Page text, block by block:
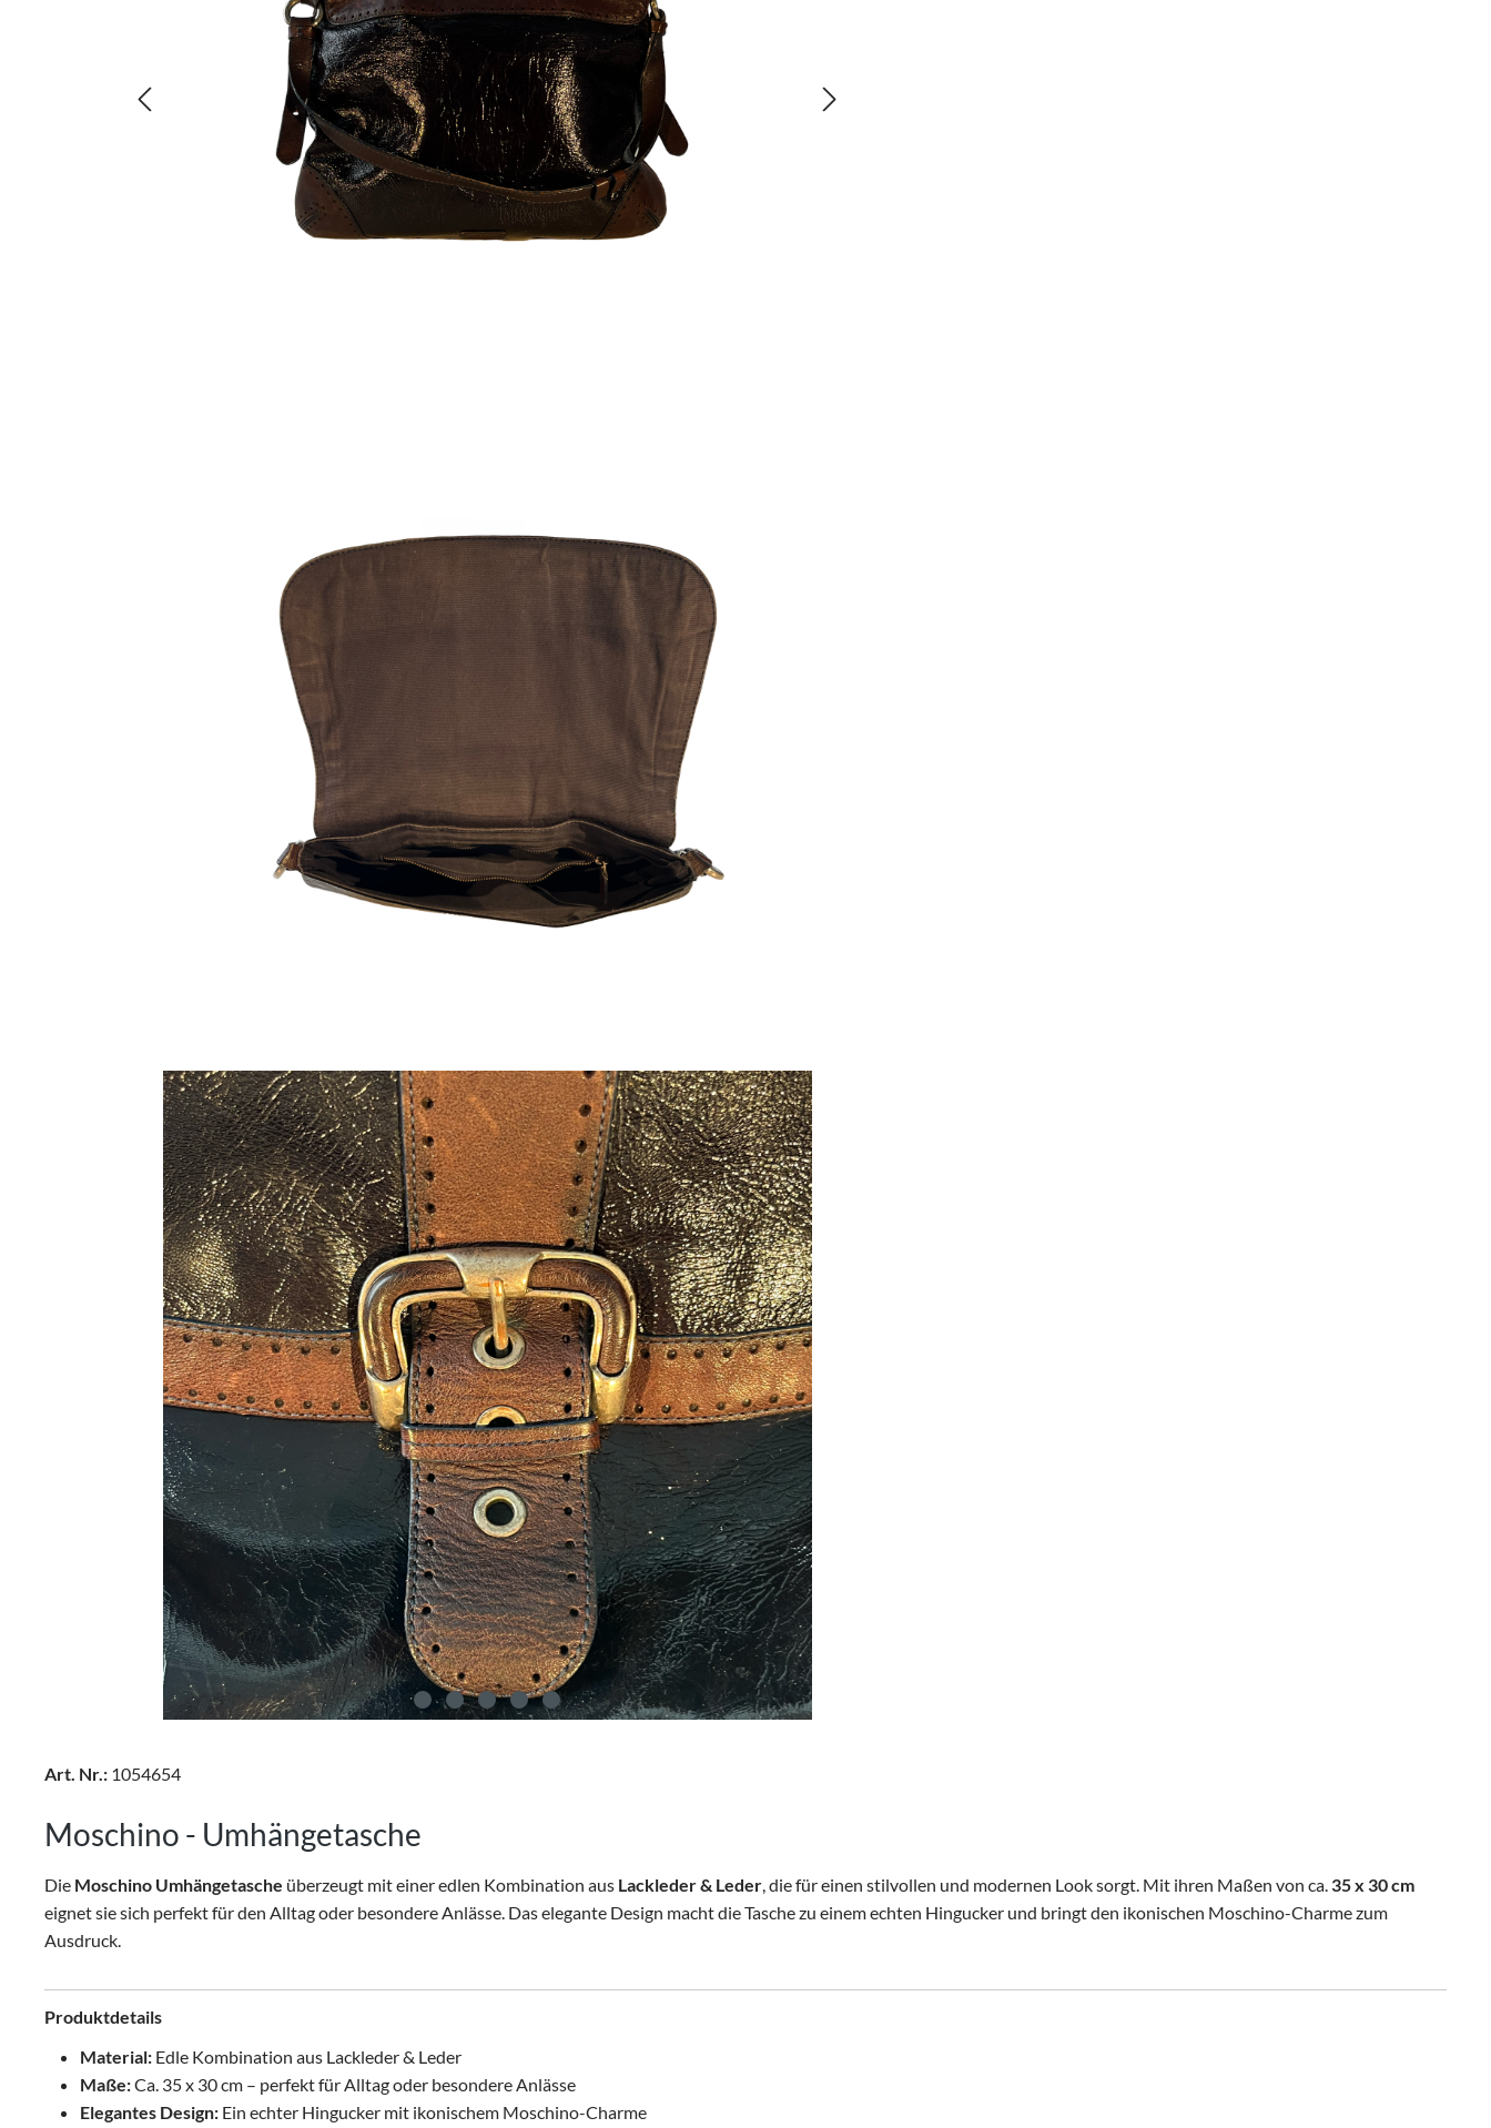
Art. Nr.: 1054654
Moschino - Umhängetasche
Die Moschino Umhängetasche überzeugt mit einer edlen Kombination aus Lackleder & Leder, die für einen stilvollen und modernen Look sorgt. Mit ihren Maßen von ca. 35 x 30 cm
eignet sie sich perfekt für den Alltag oder besondere Anlässe. Das elegante Design macht die Tasche zu einem echten Hingucker und bringt den ikonischen Moschino-Charme zum
Ausdruck.
Produktdetails
Material: Edle Kombination aus Lackleder & Leder
Maße:Ca. 35 x 30 cm – perfekt für Alltag oder besondere Anlässe
Elegantes Design: Ein echter Hingucker mit ikonischem Moschino-Charme